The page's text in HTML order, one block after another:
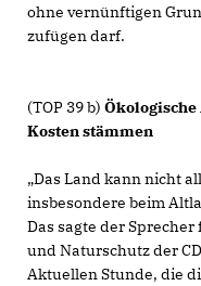
ohne vernünftigen
zufügen darf.
(TOP 39 b)
Kosten stämmen
Das Land kann nicht
insbesondere beim
Das sagte der
und Naturschutz der
Aktuellen Stunde, die